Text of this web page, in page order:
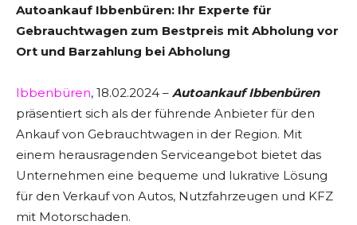
Autoankauf Ibbenbüren: Ihr Experte für
Gebrauchtwagen zum Bestpreis mit Abholung vor
Ort und Barzahlung bei Abholung
Ibbenbüren, 18.02.2024 – Autoankauf Ibbenbüren
präsentiert sich als der führende Anbieter für den
Ankauf von Gebrauchtwagen in der Region. Mit
einem herausragenden Serviceangebot bietet das
Unternehmen eine bequeme und lukrative Lösung
für den Verkauf von Autos, Nutzfahrzeugen und KFZ
mit Motorschaden.